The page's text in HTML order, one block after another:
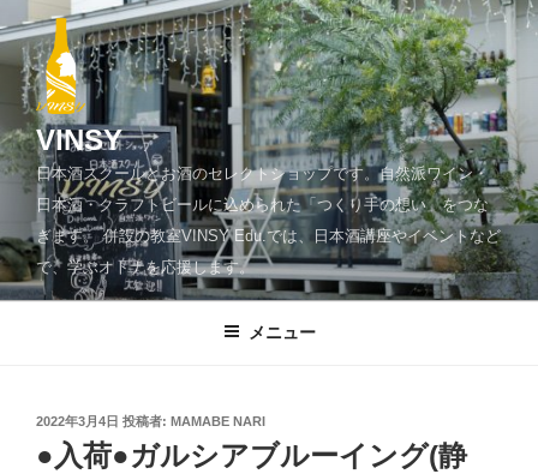
ン
ツ
へ
ッ
プ
VINSY
日本酒スクールとお酒のセレクトショップです。自然派ワイン・
日本酒・クラフトビールに込められた「つくり手の想い」をつな
ぎます。 併設の教室VINSY Edu.では、日本酒講座やイベントなど
で、学ぶオトナを応援します。
メニュー
投
日:
2022年3月4日 投稿者: MAMABE NARI
●入荷●ガルシアブルーイング(静